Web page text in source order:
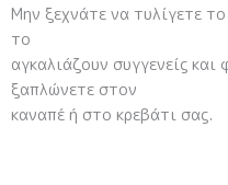
Μην ξεχνάτε να τυλίγετε
το
αγκαλιάζουν συγγενείς
ξαπλώνετε στον
καναπέ ή στο κρεβάτι σας.